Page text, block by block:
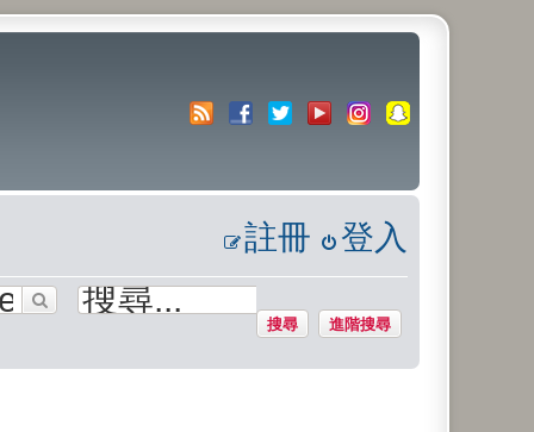
登入
註冊
搜尋 進階搜尋